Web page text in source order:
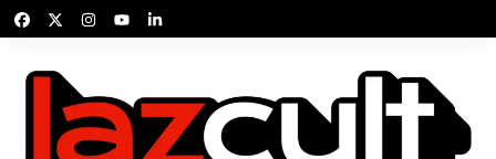
para
conteúdo